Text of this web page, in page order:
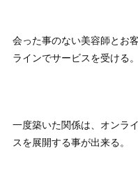
会った事のない美容師とお
ラインでサービスを受ける。
一度築いた関係は、オンラ
スを展開する事が出来る。